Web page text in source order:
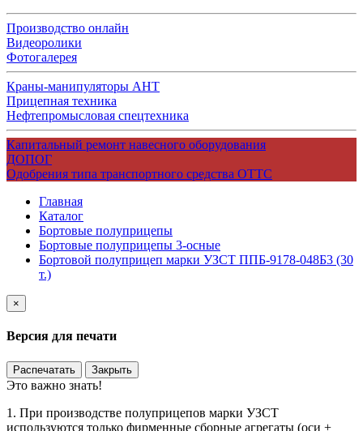
Производство онлайн
Видеоролики
Фотогалерея
Краны-манипуляторы АНТ
Прицепная техника
Нефтепромысловая спецтехника
Капитальный ремонт навесного оборудования
ДОПОГ
Одобрения типа транспортного средства ОТТС
Главная
Каталог
Бортовые полуприцепы
Бортовые полуприцепы 3-осные
Бортовой полуприцеп марки УЗСТ ППБ-9178-048Б3 (30
т.)
×
Версия для печати
Распечатать Закрыть
Это важно знать!
1. При производстве полуприцепов марки УЗСТ
используются только фирменные сборные агрегаты (оси +